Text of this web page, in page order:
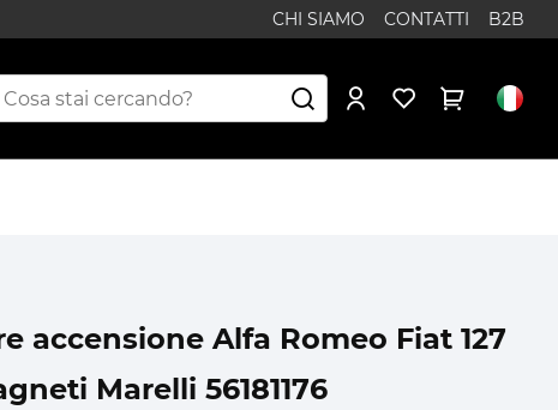
CHI SIAMO CONTATTI B2B
accensione Alfa Romeo Fiat 127
Marelli 56181176